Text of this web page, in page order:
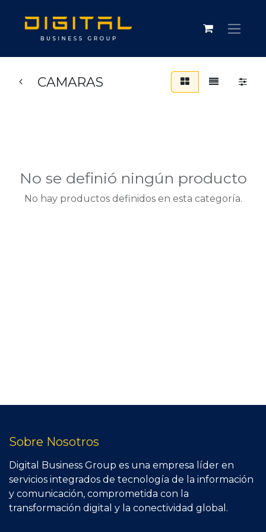
CAMARAS
No se definió ningún producto
No hay productos definidos en esta categoría.
Sobre Nosotros
Digital Business Group es una empresa líder en
servicios integrados de tecnología de la información
y comunicación, comprometida con la
transformación digital y la conectividad global.